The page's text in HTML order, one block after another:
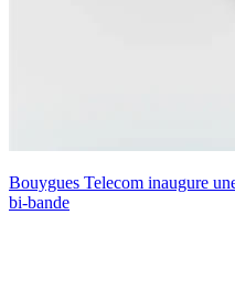
Bouygues Telecom inaugure
bi-bande